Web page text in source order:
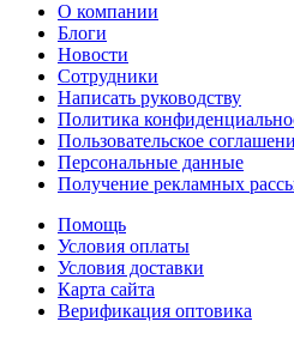
О компании
Блоги
Новости
Сотрудники
Написать руководству
Политика
Пользовательское
Персональные данные
Получение рекламных
Помощь
Условия оплаты
Условия доставки
Карта сайта
Верификация оптовика